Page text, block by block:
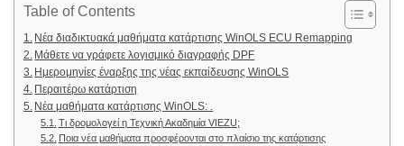
Table of Contents
Νέα διαδικτυακά μαθήματα κατάρτισης WinOLS ECU Remapping
Μάθετε να γράφετε λογισμικό διαγραφής DPF
Ημερομηνίες έναρξης της νέας εκπαίδευσης WinOLS
Περαιτέρω κατάρτιση
Νέα μαθήματα κατάρτισης WinOLS: .
Τι δρομολογεί η Τεχνική Ακαδημία VIEZU;
Ποια νέα μαθήματα προσφέρονται στο πλαίσιο της κατάρτισης